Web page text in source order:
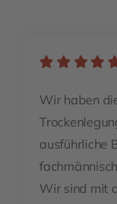
Wir haben
ausführliche
Wir sind mit